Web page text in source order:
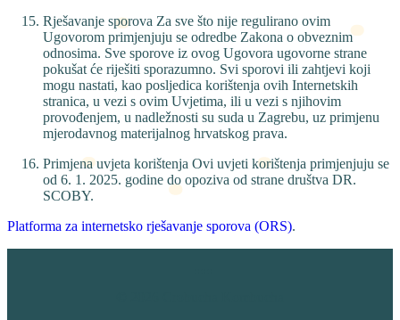
Rješavanje sporova Za sve što nije regulirano ovim
Ugovorom primjenjuju se odredbe Zakona o obveznim
odnosima. Sve sporove iz ovog Ugovora ugovorne strane
pokušat će riješiti sporazumno. Svi sporovi ili zahtjevi koji
mogu nastati, kao posljedica korištenja ovih Internetskih
stranica, u vezi s ovim Uvjetima, ili u vezi s njihovim
provođenjem, u nadležnosti su suda u Zagrebu, uz primjenu
mjerodavnog materijalnog hrvatskog prava.
Primjena uvjeta korištenja Ovi uvjeti korištenja primjenjuju se
od 6. 1. 2025. godine do opoziva od strane društva DR.
SCOBY.
Platforma za internetsko rješavanje sporova (ORS).